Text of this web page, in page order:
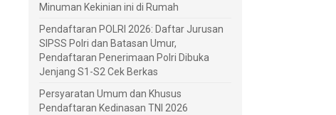
Minuman Kekinian ini di Rumah
Pendaftaran POLRI 2026: Daftar Jurusan
SIPSS Polri dan Batasan Umur,
Pendaftaran Penerimaan Polri Dibuka
Jenjang S1-S2 Cek Berkas
Persyaratan Umum dan Khusus
Pendaftaran Kedinasan TNI 2026